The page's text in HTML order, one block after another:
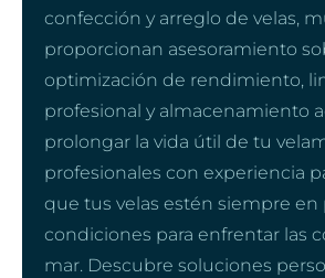
confección y arreglo de velas,
proporcionan asesoramiento
optimización de rendimiento,
profesional y almacenamiento
prolongar la vida útil de tu
profesionales con experiencia
que tus velas estén siempre en
condiciones para enfrentar las
mar. Descubre soluciones